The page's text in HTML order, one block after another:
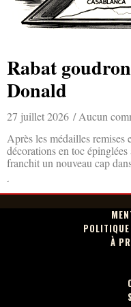
Rabat
Donald
27 juillet 2026
Aucun
Après les médailles remises
décorations en toc
franchit un nouveau cap
À